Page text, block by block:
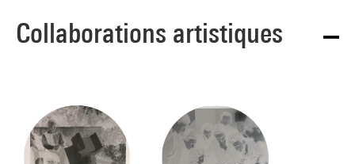
Collaborations artistiques